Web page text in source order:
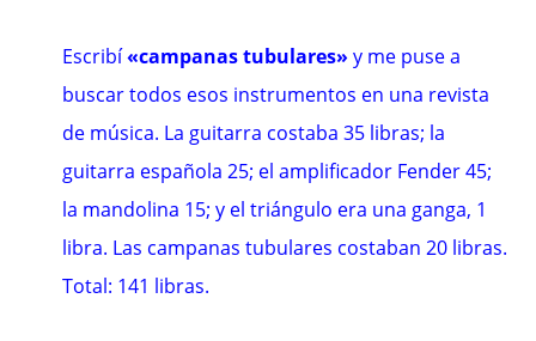
Escribí«campanas tubulares» y me puse a
buscar todos esos instrumentos en una revista
de música. La guitarra costaba 35 libras; la
guitarra española 25; el amplificador Fender 45;
la mandolina 15; y el triángulo era una ganga, 1
libra. Las campanas tubulares costaban 20 libras.
Total: 141 libras.